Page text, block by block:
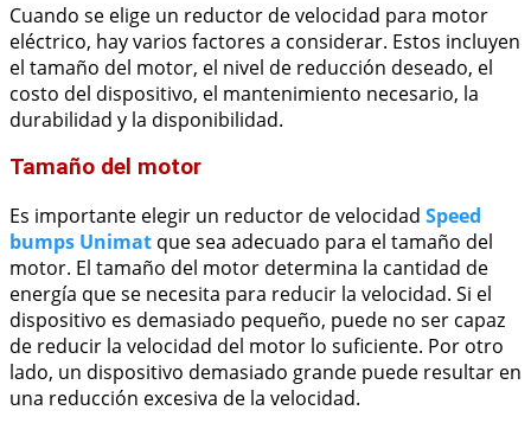
Cuando se elige un reductor de velocidad para motor
eléctrico, hay varios factores a considerar. Estos incluyen
el tamaño del motor, el nivel de reducción deseado, el
costo del dispositivo, el mantenimiento necesario, la
durabilidad y la disponibilidad.
Tamaño del motor
Es importante elegir un reductor de velocidad Speed
bumps Unimat que sea adecuado para el tamaño del
motor. El tamaño del motor determina la cantidad de
energía que se necesita para reducir la velocidad. Si el
dispositivo es demasiado pequeño, puede no ser capaz
de reducir la velocidad del motor lo suficiente. Por otro
lado, un dispositivo demasiado grande puede resultar en
una reducción excesiva de la velocidad.